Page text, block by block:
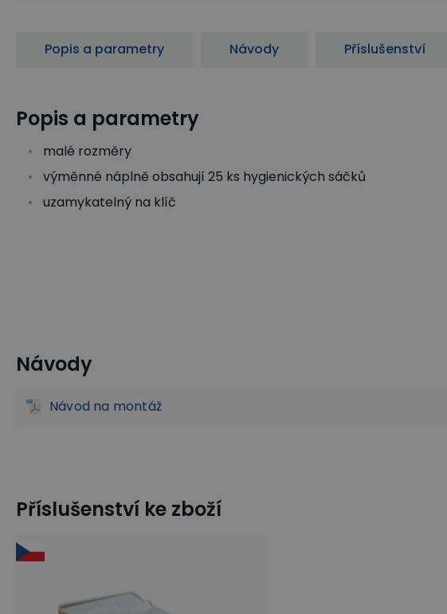
Popis a parametry Návody Příslušenství
Popis a parametry
malé rozměry
výměnné náplně obsahují 25 ks hygienických sáčků
uzamykatelný na klíč
Zásobníky hygienických sáčků
Návody
Návod na montáž
Příslušenství ke zboží